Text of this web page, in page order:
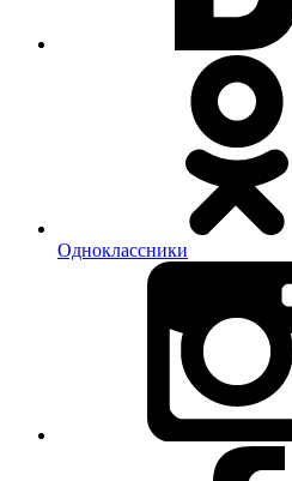
Одноклассники